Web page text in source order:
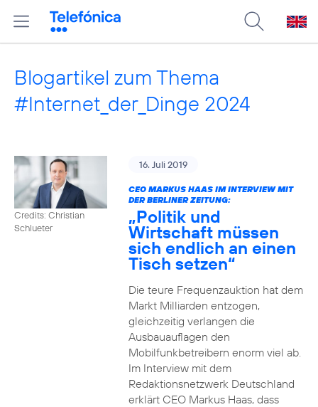
Blogartikel zum Thema
#Internet_der_Dinge 2024
Credits: Christian
Schlueter
16. Juli 2019
CEO MARKUS HAAS IM INTERVIEW MIT
DER BERLINER ZEITUNG:
„Politik und
Wirtschaft müssen
sich endlich an einen
Tisch setzen“
Die teure Frequenzauktion hat dem
Markt Milliarden entzogen,
gleichzeitig verlangen die
Ausbauauflagen den
Mobilfunkbetreibern enorm viel ab.
Im Interview mit dem
Redaktionsnetzwerk Deutschland
erklärt CEO Markus Haas, dass